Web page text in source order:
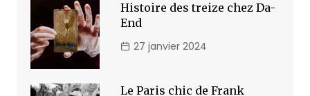
Histoire des treize chez Da-
End
27 janvier 2024
Le Paris chic de Frank